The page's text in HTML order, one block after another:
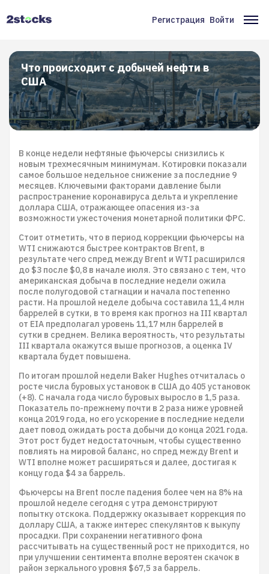
Меню
учётной
записи
пользователя
Регистрация Войти
Что происходит с добычей нефти в
США
В конце недели нефтяные фьючерсы снизились к
новым трехмесячным минимумам. Котировки показали
самое большое недельное снижение за последние 9
месяцев. Ключевыми факторами давление были
распространение коронавируса дельта и укрепление
доллара США, отражающее опасения из-за
возможности ужесточения монетарной политики ФРС.
Стоит отметить, что в период коррекции фьючерсы на
WTI снижаются быстрее контрактов Brent, в
результате чего спред между Brent и WTI расширился
до $3 после $0,8 в начале июля. Это связано с тем, что
американская добыча в последние недели ожила
после полугодовой стагнации и начала постепенно
расти. На прошлой неделе добыча составила 11,4 млн
баррелей в сутки, в то время как прогноз на III квартал
от EIA предполагал уровень 11,17 млн баррелей в
сутки в среднем. Велика вероятность, что результаты
III квартала окажутся выше прогнозов, а оценка IV
квартала будет повышена.
По итогам прошлой недели Baker Hughes отчиталась о
росте числа буровых установок в США до 405 установок
(+8). С начала года число буровых выросло в 1,5 раза.
Показатель по-прежнему почти в 2 раза ниже уровней
конца 2019 года, но его ускорение в последние недели
дает повод ожидать роста добычи до конца 2021 года.
Этот рост будет недостаточным, чтобы существенно
повлиять на мировой баланс, но спред между Brent и
WTI вполне может расширяться и далее, достигая к
концу года $4 за баррель.
Фьючерсы на Brent после падения более чем на 8% на
прошлой неделе сегодня с утра демонстрируют
попытку отскока. Поддержку оказывает коррекция по
доллару США, а также интерес спекулянтов к выкупу
просадки. При сохранении негативного фона
рассчитывать на существенный рост не приходится, но
при улучшении сентимента вполне вероятен скачок в
район зеркального уровня $67,5 за баррель.